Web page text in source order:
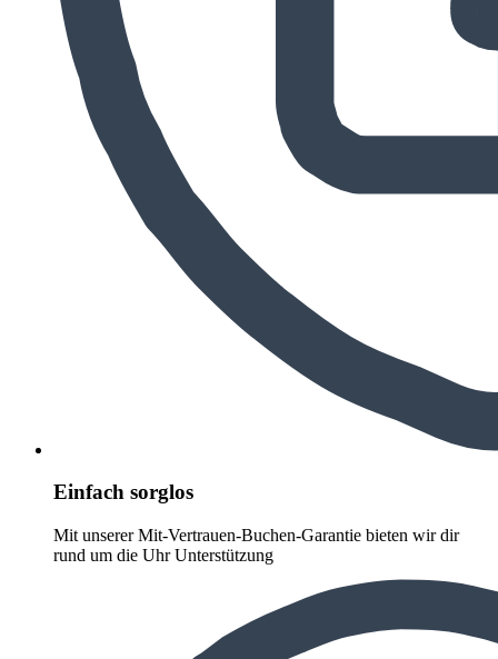
Einfach sorglos
Mit unserer Mit-Vertrauen-Buchen-Garantie bieten wir dir
rund um die Uhr Unterstützung